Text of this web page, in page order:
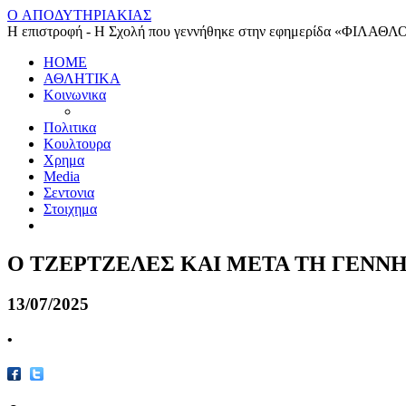
O ΑΠΟΔΥΤΗΡΙΑΚΙΑΣ
Η επιστροφή - Η Σχολή που γεννήθηκε στην εφημερίδα
HOME
ΑΘΛΗΤΙΚΑ
Κοινωνικα
Πολιτικα
Κουλτουρα
Χρημα
Media
Σεντονια
Στοιχημα
Ο ΤΖΕΡΤΖΕΛΕΣ ΚΑΙ ΜΕΤΑ ΤΗ
13/07/2025
•